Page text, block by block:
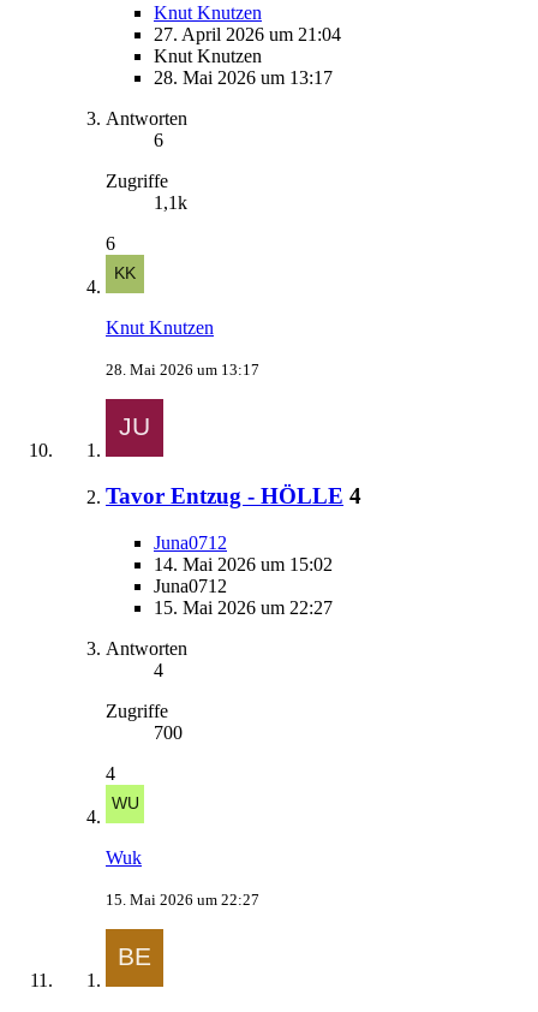
Knut Knutzen
27. April 2026 um 21:04
Knut Knutzen
28. Mai 2026 um 13:17
Antworten
6
Zugriffe
1,1k
6
Knut Knutzen
28. Mai 2026 um 13:17
Tavor Entzug - HÖLLE 4
Juna0712
14. Mai 2026 um 15:02
Juna0712
15. Mai 2026 um 22:27
Antworten
4
Zugriffe
700
4
Wuk
15. Mai 2026 um 22:27